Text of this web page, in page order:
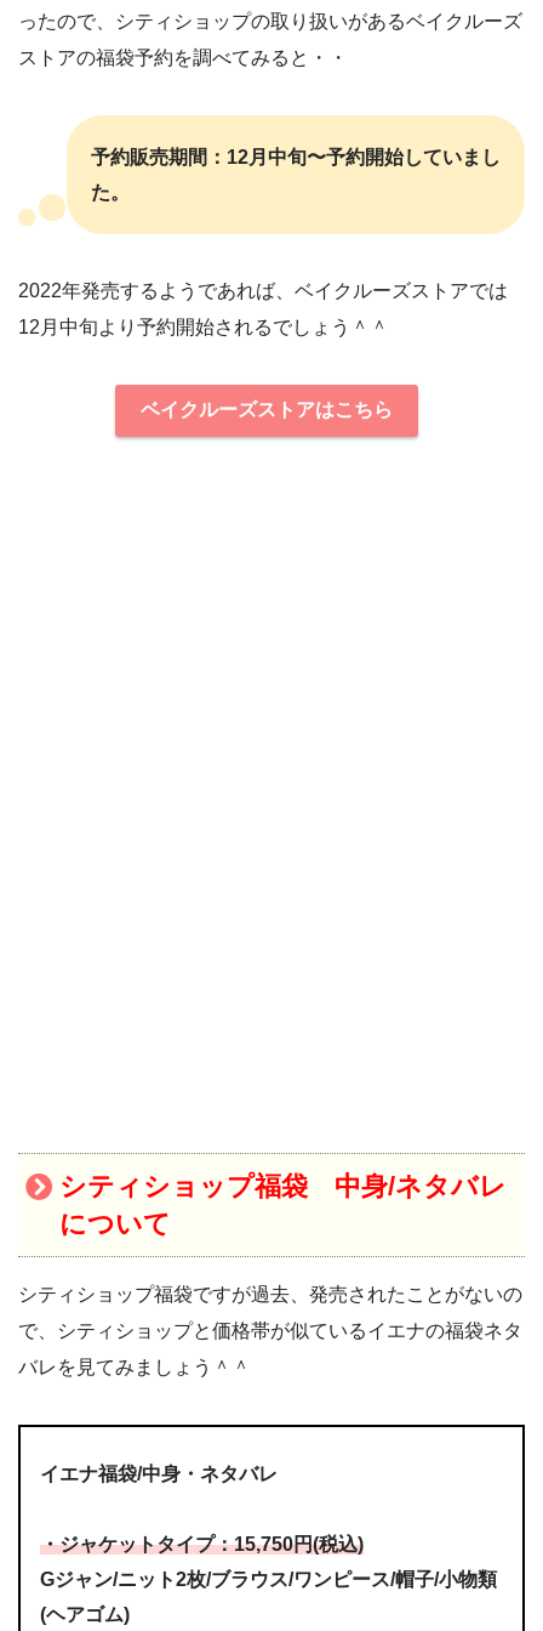
ったので、シティショップの取り扱いがあるベイクルーズ
ストアの福袋予約を調べてみると・・
予約販売期間：12月中旬〜予約開始していまし
た。
2022年発売するようであれば、ベイクルーズストアでは
12月中旬より予約開始されるでしょう＾＾
ベイクルーズストアはこちら
シティショップ福袋 中身/ネタバレ
について
シティショップ福袋ですが過去、発売されたことがないの
で、シティショップと価格帯が似ているイエナの福袋ネタ
バレを見てみましょう＾＾
イエナ福袋/中身・ネタバレ
・ジャケットタイプ：15,750円(税込)
Gジャン/ニット2枚/ブラウス/ワンピース/帽子/小物類
(ヘアゴム)